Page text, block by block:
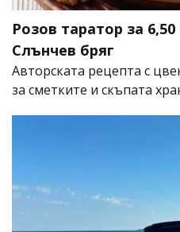
Розов таратор за
Слънчев бряг
Авторската рецепта с
за сметките и скъпата